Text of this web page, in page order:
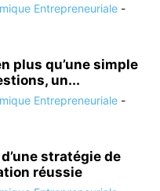
Entrepreneuriale -
plus qu’une simple
un...
Entrepreneuriale -
stratégie de
réussie